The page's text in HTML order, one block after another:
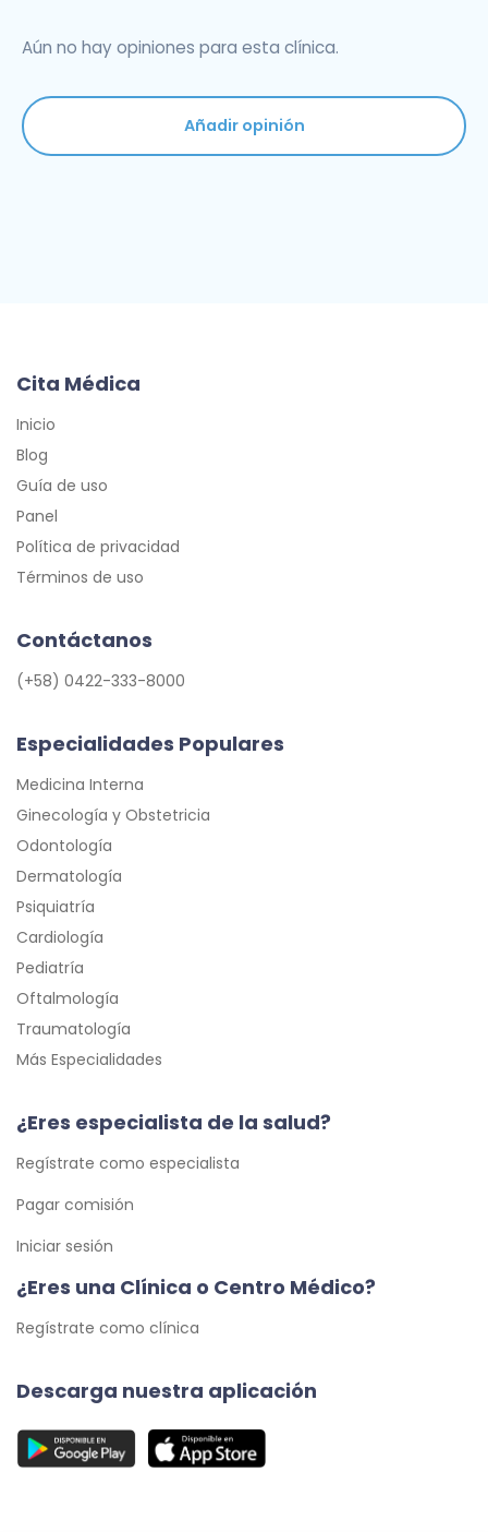
Aún no hay opiniones para esta clínica.
Añadir opinión
Cita Médica
Inicio
Blog
Guía de uso
Panel
Política de privacidad
Términos de uso
Contáctanos
(+58) 0422-333-8000
Especialidades Populares
Medicina Interna
Ginecología y Obstetricia
Odontología
Dermatología
Psiquiatría
Cardiología
Pediatría
Oftalmología
Traumatología
Más Especialidades
¿Eres especialista de la salud?
Regístrate como especialista
Pagar comisión
Iniciar sesión
¿Eres una Clínica o Centro Médico?
Regístrate como clínica
Descarga nuestra aplicación